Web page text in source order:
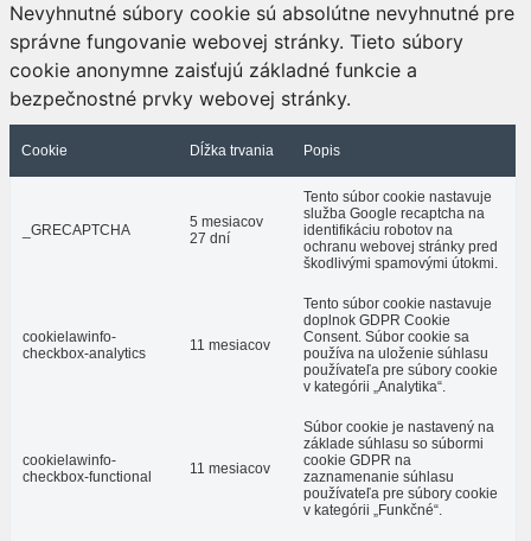
Nevyhnutné súbory cookie sú absolútne nevyhnutné pre
správne fungovanie webovej stránky. Tieto súbory
cookie anonymne zaisťujú základné funkcie a
bezpečnostné prvky webovej stránky.
Cookie Dĺžka trvania Popis
_GRECAPTCHA
5 mesiacov
27 dní
Tento súbor cookie nastavuje
služba Google recaptcha na
identifikáciu robotov na
ochranu webovej stránky pred
škodlivými spamovými útokmi.
cookielawinfo-
checkbox-analytics
11 mesiacov
Tento súbor cookie nastavuje
doplnok GDPR Cookie
Consent. Súbor cookie sa
používa na uloženie súhlasu
používateľa pre súbory cookie
v kategórii „Analytika“.
cookielawinfo-
checkbox-functional
11 mesiacov
Súbor cookie je nastavený na
základe súhlasu so súbormi
cookie GDPR na
zaznamenanie súhlasu
používateľa pre súbory cookie
v kategórii „Funkčné“.